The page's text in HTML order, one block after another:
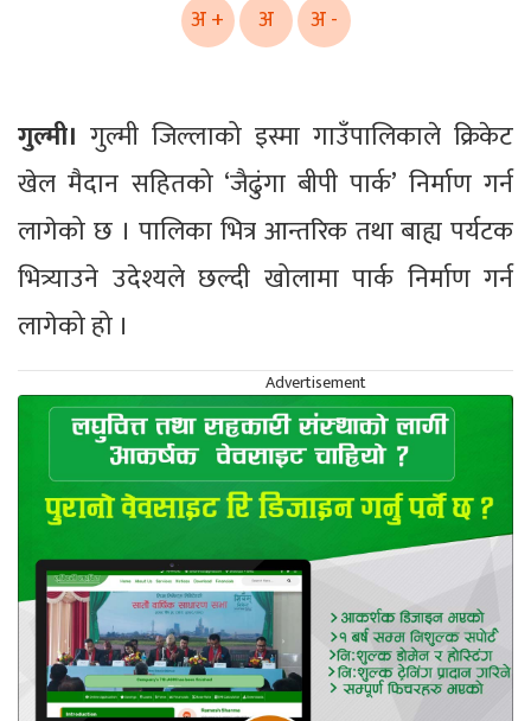
अ + अ अ -
गुल्मी। गुल्मी जिल्लाको इस्मा गाउँपालिकाले क्रिकेट
खेल मैदान सहितको ‘जैढुंगा बीपी पार्क’ निर्माण गर्न
लागेको छ । पालिका भित्र आन्तरिक तथा बाह्य पर्यटक
भित्र्याउने उदेश्यले छल्दी खोलामा पार्क निर्माण गर्न
लागेको हो ।